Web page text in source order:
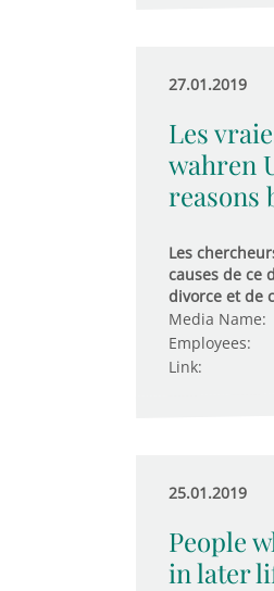
27.01.2019
Les
wahren
reasons
Les
causes de ce
divorce et de
Media Name:
Employees:
Link:
25.01.2019
People
in later